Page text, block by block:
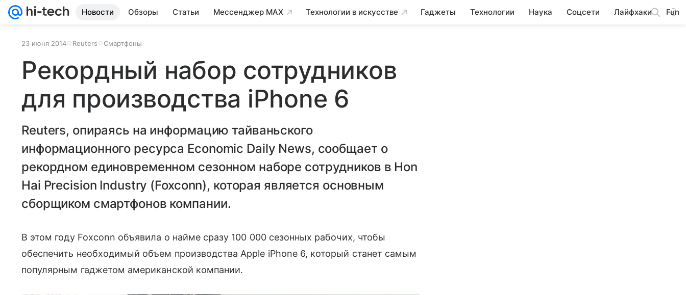
Новости Обзоры Статьи Мессенджер MAX Технологии в искусстве Гаджеты Технологии Наука Соцсети Лайфхаки Fun
23 июня 2014 Reuters Смартфоны
Рекордный набор сотрудников
для производства iPhone 6
Reuters, опираясь на информацию тайваньского
информационного ресурса Economic Daily News, сообщает о
рекордном единовременном сезонном наборе сотрудников в Hon
Hai Precision Industry (Foxconn), которая является основным
сборщиком смартфонов компании.
В этом году Foxconn объявила о найме сразу 100 000 сезонных рабочих, чтобы
обеспечить необходимый объем производства Apple iPhone 6, который станет самым
популярным гаджетом американской компании.